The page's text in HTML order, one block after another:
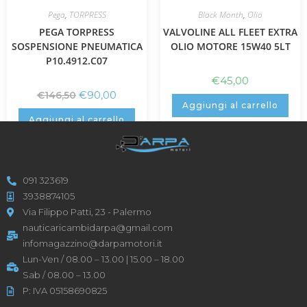
Pega, TORPRESS
PEGA TORPRESS
SOSPENSIONE PNEUMATICA
P10.4912.C07
€146,50 €90,00
Aggiungi al carrello
Black Month, Olio
VALVOLINE ALL FLEET EXTRA
OLIO MOTORE 15W40 5LT
€45,00
Aggiungi al carrello
091 323619
3938874105
Via Filippo Patti, 23 - Palermo
nauticaricambidarpa@gmail.com
infomagazzino@darpamotori.it
Lun-Ven / 08.00 – 13.00 | 15.00 – 18.00
Sab / 08.00 – 13.00
P: IVA 05158690825